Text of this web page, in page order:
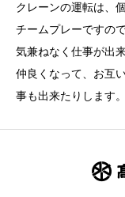
クレーンの運転は、
チームプレーですの
気兼ねなく仕事が出
仲良くなって、お互
事も出来たりします。